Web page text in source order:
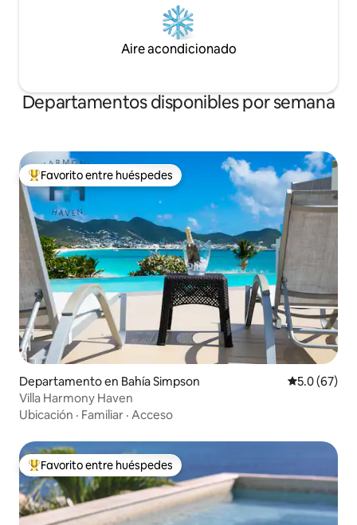
Aire acondicionado
Departamentos disponibles por semana
De los mejores en Favorito entre huéspedes
Favorito entre huéspedes
Departamento en Bahía Simpson Calificación
5.0 (67)
Villa Harmony Haven
Ubicación · Familiar · Acceso
De los mejores en Favorito entre huéspedes
Favorito entre huéspedes